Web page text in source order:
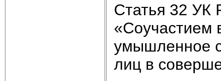
Статья 32 УК
«Соучастием
умышленное
лиц в